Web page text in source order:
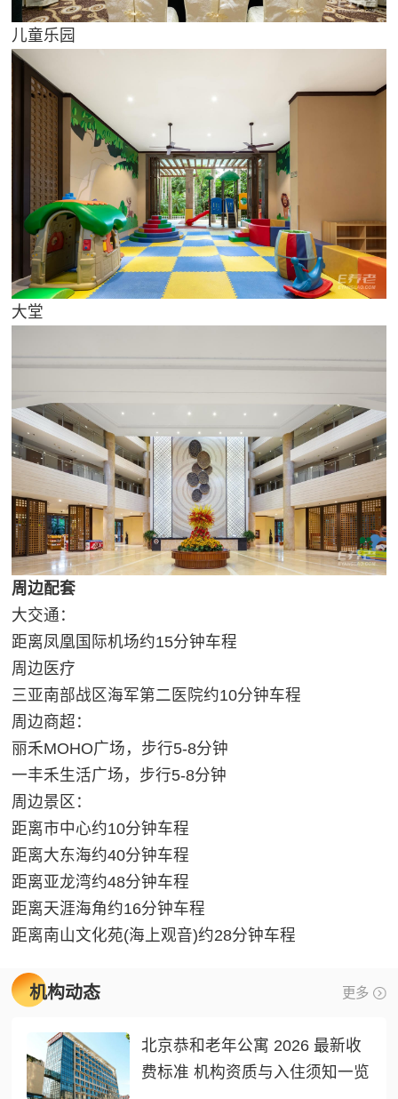
儿童乐园
大堂
周边配套
大交通：
距离凤凰国际机场约15分钟车程
周边医疗
三亚南部战区海军第二医院约10分钟车程
周边商超：
丽禾MOHO广场，步行5-8分钟
一丰禾生活广场，步行5-8分钟
周边景区：
距离市中心约10分钟车程
距离大东海约40分钟车程
距离亚龙湾约48分钟车程
距离天涯海角约16分钟车程
距离南山文化苑(海上观音)约28分钟车程
机构动态 更多
北京恭和老年公寓 2026 最新收
费标准 机构资质与入住须知一览